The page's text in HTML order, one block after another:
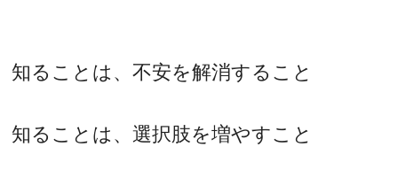
知ることは、不安を解消すること
知ることは、選択肢を増やすこと